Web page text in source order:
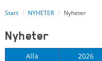
Start NYHETER Nyheter
Nyheter
Alla 2026